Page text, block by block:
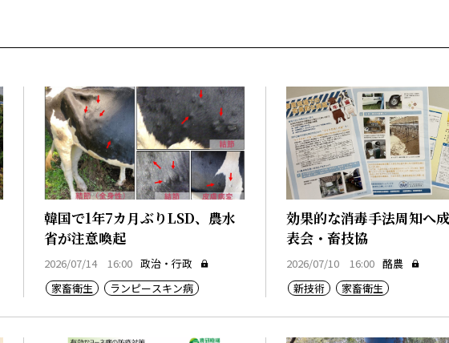
韓国で1年7カ月ぶりLSD、農水
省が注意喚起
2026/07/14 16:00 政治・行政
家畜衛生
ランピースキン病
効果的な消毒手法周知へ
表会・畜技協
2026/07/10 16:00 酪農
新技術
家畜衛生